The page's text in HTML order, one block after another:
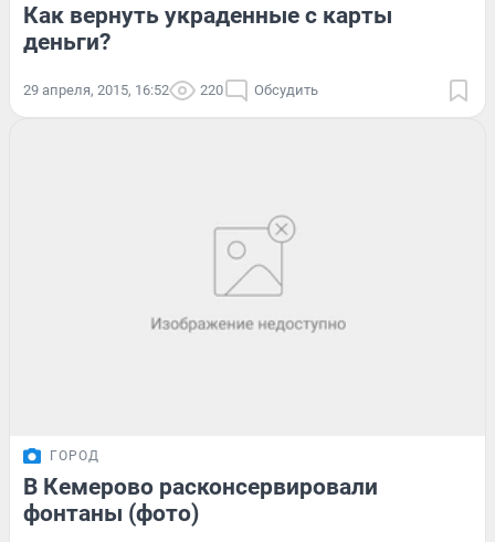
Как вернуть украденные с карты
деньги?
29 апреля, 2015, 16:52 220 Обсудить
ГОРОД
В Кемерово расконсервировали
фонтаны (фото)